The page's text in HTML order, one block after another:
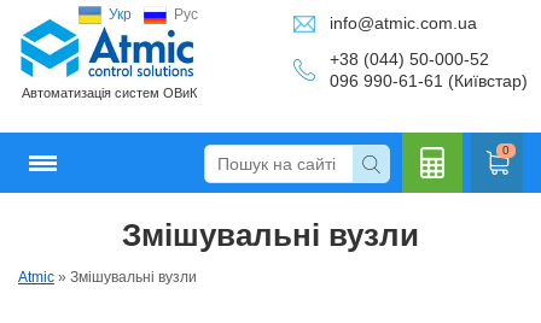
Укр Рус
Автоматизація систем ОВиК
info@atmic.com.ua
+38 (044) 50-000-52
096 990-61-61 (Київстар)
0
Змішувальні вузли
Atmic » Змішувальні вузли